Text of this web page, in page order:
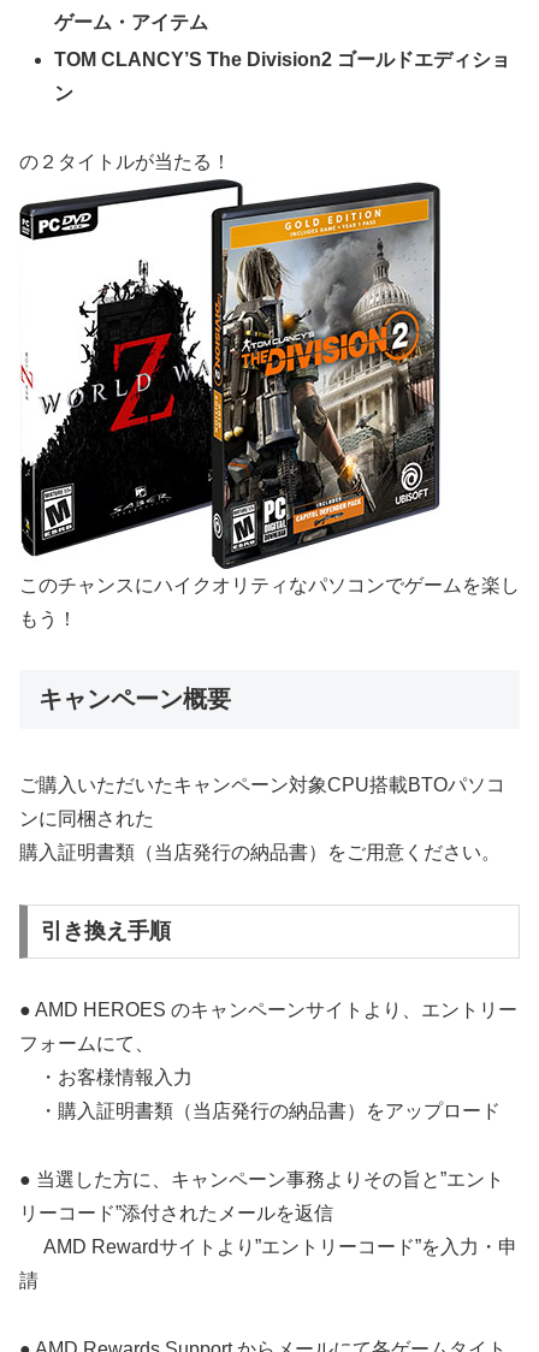
ゲーム・アイテム
TOM CLANCY’S The Division2 ゴールドエディショ
ン
の２タイトルが当たる！
このチャンスにハイクオリティなパソコンでゲームを楽し
もう！
キャンペーン概要
ご購入いただいたキャンペーン対象CPU搭載BTOパソコ
ンに同梱された
購入証明書類（当店発行の納品書）をご用意ください。
引き換え手順
● AMD HEROES のキャンペーンサイトより、エントリー
フォームにて、
・お客様情報入力
・購入証明書類（当店発行の納品書）をアップロード
● 当選した方に、キャンペーン事務よりその旨と”エント
リーコード”添付されたメールを返信
AMD Rewardサイトより”エントリーコード”を入力・申
請